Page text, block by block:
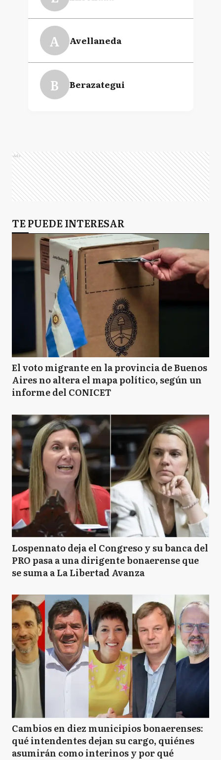
A Avellaneda
B Berazategui
Ads
TE PUEDE INTERESAR
El voto migrante en la provincia de Buenos
Aires no altera el mapa político, según un
informe del CONICET
Lospennato deja el Congreso y su banca del
PRO pasa a una dirigente bonaerense que
se suma a La Libertad Avanza
Cambios en diez municipios bonaerenses:
qué intendentes dejan su cargo, quiénes
asumirán como interinos y por qué